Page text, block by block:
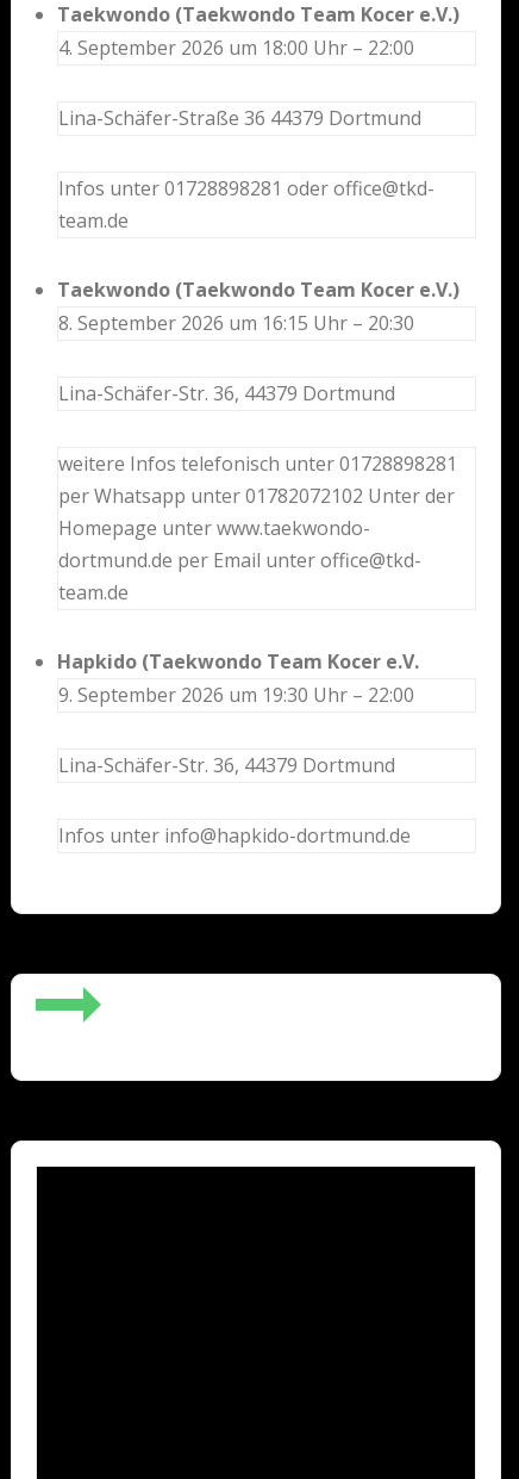
Taekwondo (Taekwondo Team Kocer e.V.)
4. September 2026 um 18:00 Uhr – 22:00
Lina-Schäfer-Straße 36 44379 Dortmund
Infos unter 01728898281 oder office@tkd-
team.de
Taekwondo (Taekwondo Team Kocer e.V.)
8. September 2026 um 16:15 Uhr – 20:30
Lina-Schäfer-Str. 36, 44379 Dortmund
weitere Infos telefonisch unter 01728898281
per Whatsapp unter 01782072102 Unter der
Homepage unter www.taekwondo-
dortmund.de per Email unter office@tkd-
team.de
Hapkido (Taekwondo Team Kocer e.V.
9. September 2026 um 19:30 Uhr – 22:00
Lina-Schäfer-Str. 36, 44379 Dortmund
Infos unter info@hapkido-dortmund.de